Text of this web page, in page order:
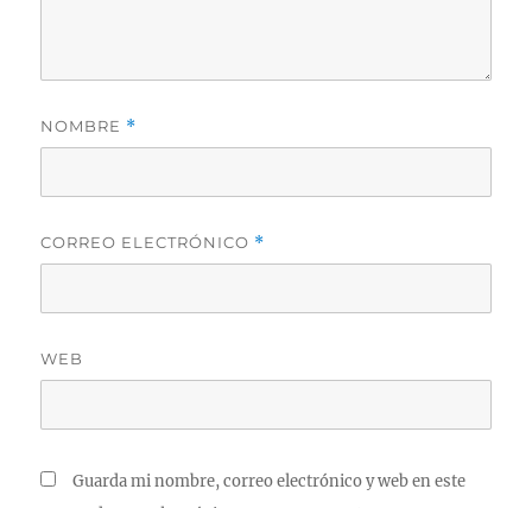
NOMBRE *
CORREO ELECTRÓNICO *
WEB
Guarda mi nombre, correo electrónico y web en este